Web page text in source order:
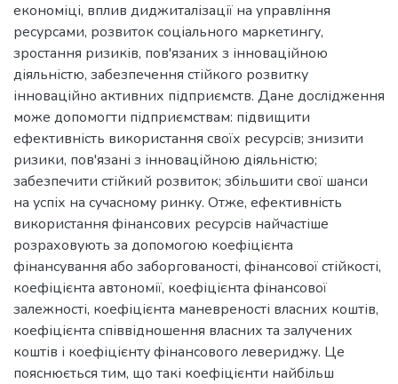
економіці, вплив диджиталізації на управління
ресурсами, розвиток соціального маркетингу,
зростання ризиків, пов'язаних з інноваційною
діяльністю, забезпечення стійкого розвитку
інноваційно активних підприємств. Дане дослідження
може допомогти підприємствам: підвищити
ефективність використання своїх ресурсів; знизити
ризики, пов'язані з інноваційною діяльністю;
забезпечити стійкий розвиток; збільшити свої шанси
на успіх на сучасному ринку. Отже, ефективність
використання фінансових ресурсів найчастіше
розраховують за допомогою коефіцієнта
фінансування або заборгованості, фінансової стійкості,
коефіцієнта автономії, коефіцієнта фінансової
залежності, коефіцієнта маневреності власних коштів,
коефіцієнта співвідношення власних та залучених
коштів і коефіцієнту фінансового левериджу. Це
пояснюється тим, що такі коефіцієнти найбільш